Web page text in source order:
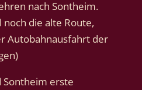
nach Sontheim.
noch die alte Route,
Autobahnausfahrt der
Sontheim erste